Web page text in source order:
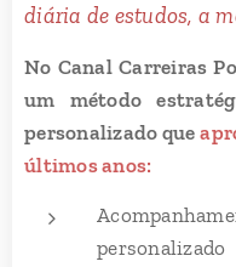
diária de estudos, a
No Canal Carreiras
um método
personalizado que
últimos anos: